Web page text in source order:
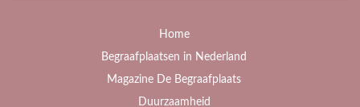
Home
Begraafplaatsen in Nederland
Magazine De Begraafplaats
Duurzaamheid